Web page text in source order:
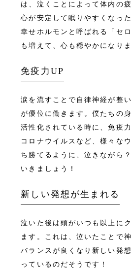
は、泣くことによって体内の
心が安定して眠りやすくなっ
幸せホルモンと呼ばれる「セ
も増えて、心も穏やかになりま
免疫力UP
涙を流すことで自律神経が整
が優位に働きます。僕たちの
活性化されている時に、免疫
コロナウイルスなど、様々な
ち勝てるように、泣きながら
いきましょう！
新しい発想が生まれる
泣いた後は頭がいつも以上に
ます。これは、泣いたことで
バランスが良くなり新しい発
っているのだそうです！